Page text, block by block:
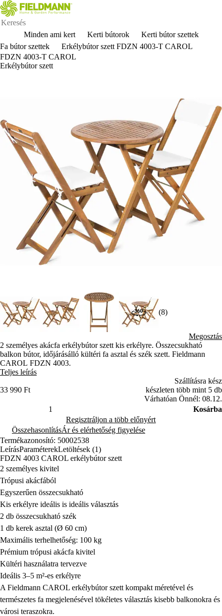
Minden ami kert Kerti bútorok
Kerti bútor szettek
Fa bútor szettek
Erkélybútor szett FDZN 4003-T CAROL
FDZN 4003-T CAROL
Erkélybútor szett
(8)
Megosztás
2 személyes akácfa erkélybútor szett kis erkélyre. Összecsukható
balkon bútor, időjárásálló kültéri fa asztal és szék szett. Fieldmann
CAROL FDZN 4003.
Teljes leírás
33 990 Ft
Szállításra kész
készleten több mint 5 db
Várhatóan Önnél: 08.12.
Kosárba
Regisztráljon a több előnyért
ÖsszehasonlításÁr és elérhetőség figyelése
Termékazonosító: 50002538
LeírásParaméterekLetöltések (1)
FDZN 4003 CAROL erkélybútor szett
2 személyes kivitel
Trópusi akácfából
Egyszerűen összecsukható
Kis erkélyre ideális is ideális választás
2 db összecsukható szék
1 db kerek asztal (Ø 60 cm)
Maximális terhelhetőség: 100 kg
Prémium trópusi akácfa kivitel
Kültéri használatra tervezve
Ideális 3–5 m²-es erkélyre
A Fieldmann CAROL erkélybútor szett kompakt méretével és
természetes fa megjelenésével tökéletes választás kisebb balkonokra és
városi teraszokra.